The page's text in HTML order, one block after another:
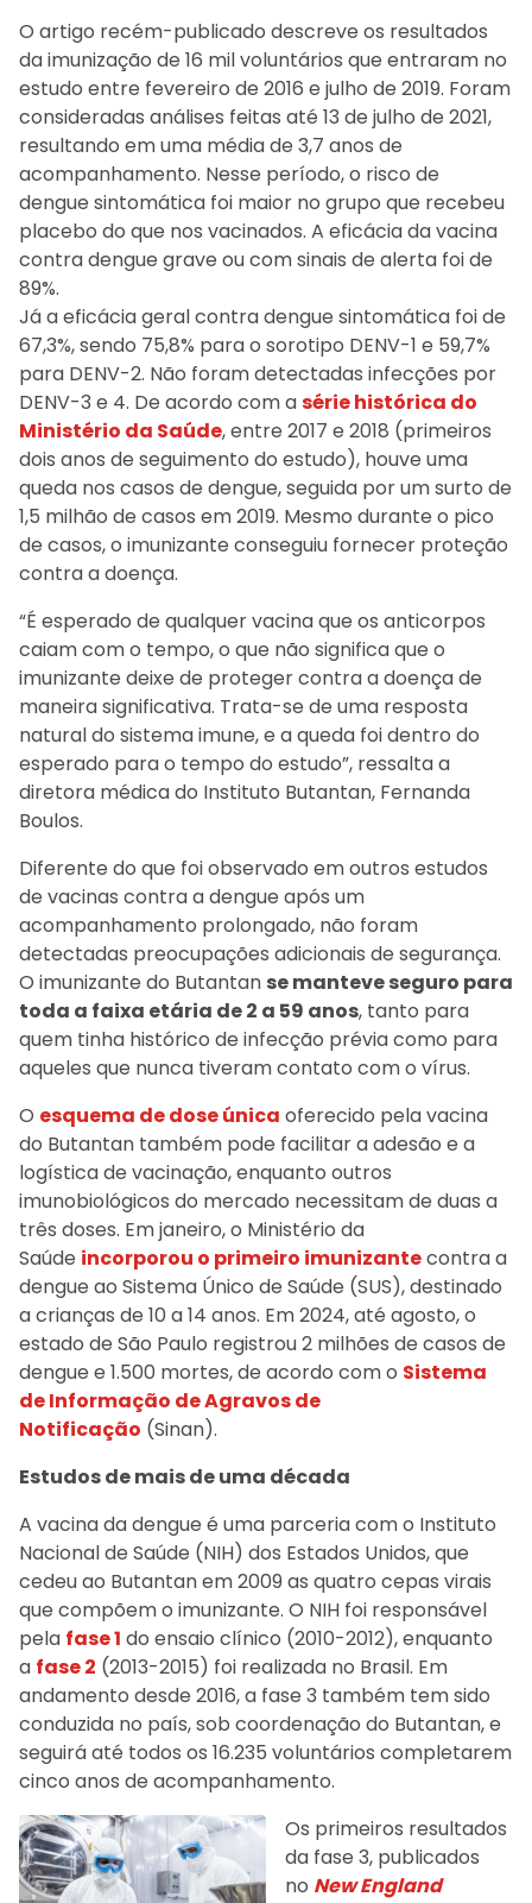
O artigo recém-publicado descreve os resultados
da imunização de 16 mil voluntários que entraram no
estudo entre fevereiro de 2016 e julho de 2019. Foram
consideradas análises feitas até 13 de julho de 2021,
resultando em uma média de 3,7 anos de
acompanhamento. Nesse período, o risco de
dengue sintomática foi maior no grupo que recebeu
placebo do que nos vacinados. A eficácia da vacina
contra dengue grave ou com sinais de alerta foi de
89%.
Já a eficácia geral contra dengue sintomática foi de
67,3%, sendo 75,8% para o sorotipo DENV-1 e 59,7%
para DENV-2. Não foram detectadas infecções por
DENV-3 e 4. De acordo com asérie histórica do
Ministério da Saúde, entre 2017 e 2018 (primeiros
dois anos de seguimento do estudo), houve uma
queda nos casos de dengue, seguida por um surto de
1,5 milhão de casos em 2019. Mesmo durante o pico
de casos, o imunizante conseguiu fornecer proteção
contra a doença.
“É esperado de qualquer vacina que os anticorpos
caiam com o tempo, o que não significa que o
imunizante deixe de proteger contra a doença de
maneira significativa. Trata-se de uma resposta
natural do sistema imune, e a queda foi dentro do
esperado para o tempo do estudo”, ressalta a
diretora médica do Instituto Butantan, Fernanda
Boulos.
Diferente do que foi observado em outros estudos
de vacinas contra a dengue após um
acompanhamento prolongado, não foram
detectadas preocupações adicionais de segurança.
O imunizante do Butantan se manteve seguro para
toda a faixa etária de 2 a 59 anos, tanto para
quem tinha histórico de infecção prévia como para
aqueles que nunca tiveram contato com o vírus.
O esquema de dose única oferecido pela vacina
do Butantan também pode facilitar a adesão e a
logística de vacinação, enquanto outros
imunobiológicos do mercado necessitam de duas a
três doses. Em janeiro, o Ministério da
Saúde incorporou o primeiro imunizantecontra a
dengue ao Sistema Único de Saúde (SUS), destinado
a crianças de 10 a 14 anos. Em 2024, até agosto, o
estado de São Paulo registrou 2 milhões de casos de
dengue e 1.500 mortes, de acordo com o Sistema
de Informação de Agravos de
Notificação (Sinan).
Estudos de mais de uma década
A vacina da dengue é uma parceria com o Instituto
Nacional de Saúde (NIH) dos Estados Unidos, que
cedeu ao Butantan em 2009 as quatro cepas virais
que compõem o imunizante. O NIH foi responsável
pela fase 1 do ensaio clínico (2010-2012), enquanto
a fase 2 (2013-2015) foi realizada no Brasil. Em
andamento desde 2016, a fase 3 também tem sido
conduzida no país, sob coordenação do Butantan, e
seguirá até todos os 16.235 voluntários completarem
cinco anos de acompanhamento.
Os primeiros resultados
da fase 3, publicados
no New England